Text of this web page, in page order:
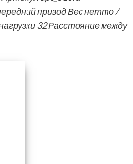
привод Вес нетто /
32 Расстояние между